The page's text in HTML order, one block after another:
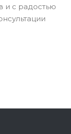
и с радостью